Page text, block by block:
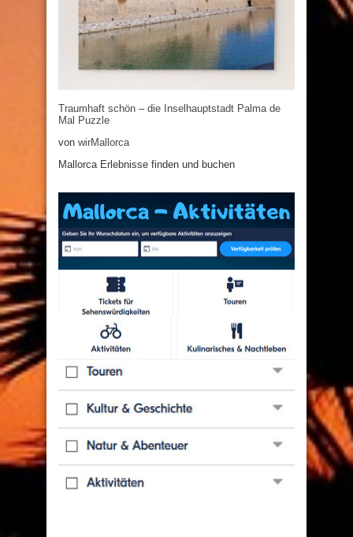
Traumhaft schön – die Inselhauptstadt Palma de
Mal Puzzle
von wirMallorca
Mallorca Erlebnisse finden und buchen